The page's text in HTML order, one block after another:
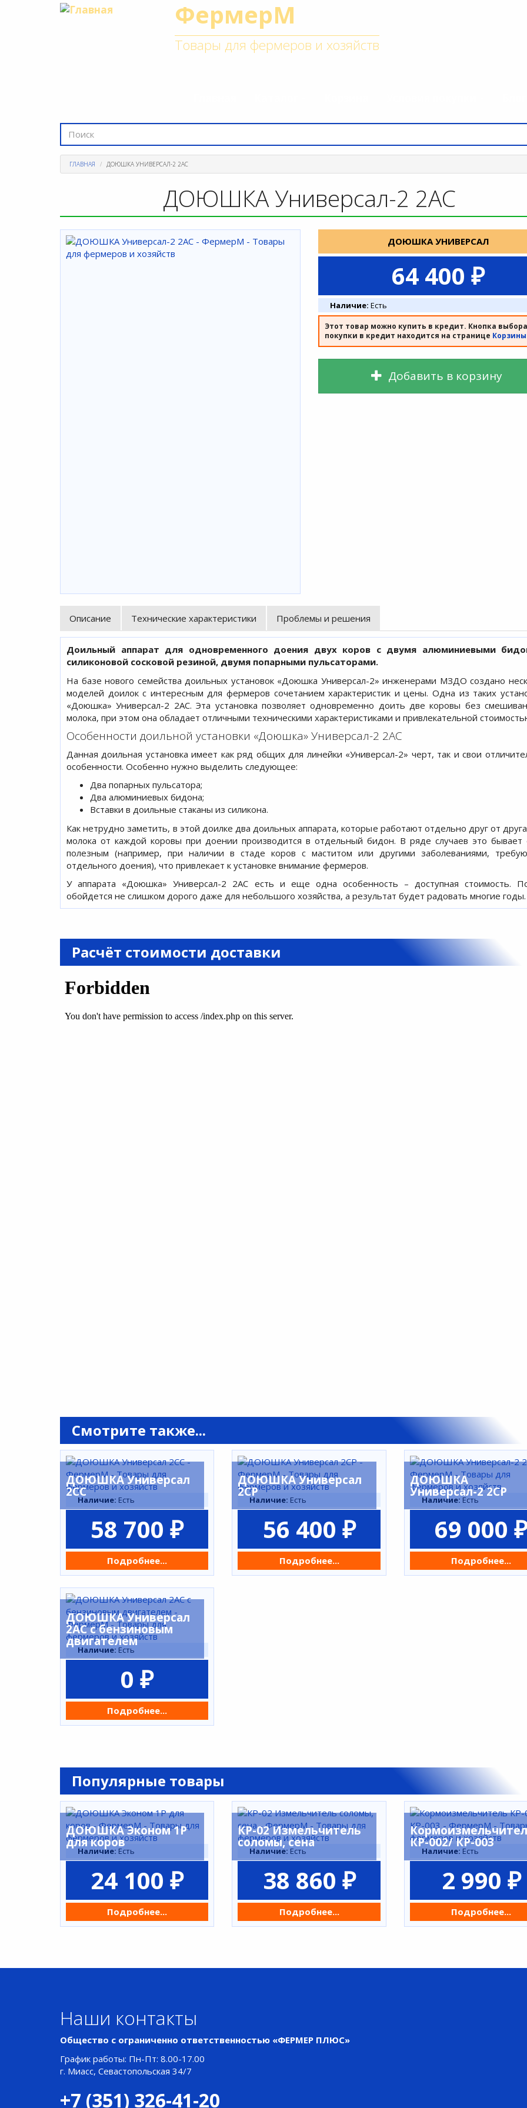
ФермерМ
Товары для фермеров и хозяйств
Форма
поиска
Поиск
ГЛАВНАЯ ДОЮШКА УНИВЕРСАЛ-2 2АС
ДОЮШКА Универсал-2 2АС
ДОЮШКА УНИВЕРСАЛ
64 400 ₽
Наличие: Есть
Этот товар можно купить в кредит. Кнопка выбора
покупки в кредит находится на странице Корзины
Добавить в корзину
Описание Технические характеристики Проблемы и решения
Доильный аппарат для одновременного доения двух коров с двумя алюминиевыми
силиконовой сосковой резиной, двумя попарными пульсаторами.
На базе нового семейства доильных установок «Доюшка Универсал-2» инженерами МЗДО создано
моделей доилок с интересным для фермеров сочетанием характеристик и цены. Одна из таких
«Доюшка» Универсал-2 2АС. Эта установка позволяет одновременно доить две коровы без
молока, при этом она обладает отличными техническими характеристиками и привлекательной
Особенности доильной установки «Доюшка» Универсал-2 2АС
Данная доильная установка имеет как ряд общих для линейки «Универсал-2» черт, так и свои
особенности. Особенно нужно выделить следующее:
Два попарных пульсатора;
Два алюминиевых бидона;
Вставки в доильные стаканы из силикона.
Как нетрудно заметить, в этой доилке два доильных аппарата, которые работают отдельно друг от
молока от каждой коровы при доении производится в отдельный бидон. В ряде случаев это бывает
полезным (например, при наличии в стаде коров с маститом или другими заболеваниями,
отдельного доения), что привлекает к установке внимание фермеров.
У аппарата «Доюшка» Универсал-2 2АС есть и еще одна особенность – доступная стоимость.
обойдется не слишком дорого даже для небольшого хозяйства, а результат будет радовать многие годы.
Расчёт стоимости доставки
Смотрите также...
ДОЮШКА Универсал
2СС
Наличие: Есть
58 700 ₽
Подробнее...
ДОЮШКА Универсал
2СР
Наличие: Есть
56 400 ₽
Подробнее...
ДОЮШКА
Универсал-2 2СР
Наличие: Есть
69 000
Подробнее...
ДОЮШКА Универсал
2АС c бензиновым
двигателем
Наличие: Есть
0 ₽
Подробнее...
Популярные товары
ДОЮШКА Эконом 1Р
для коров
Наличие: Есть
24 100 ₽
Подробнее...
КР-02 Измельчитель
соломы, сена
Наличие: Есть
38 860 ₽
Подробнее...
КР-002/ КР-003
Наличие: Есть
2 990 ₽
Подробнее...
Наши контакты
Общество с ограниченно ответственностью «ФЕРМЕР ПЛЮС»
График работы: Пн-Пт: 8.00-17.00
г. Миасс, Севастопольская 34/7
+7 (351) 326-41-20